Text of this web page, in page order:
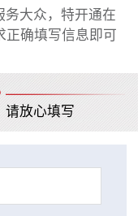
大众，特开通在
正确填写信息即可
请放心填写